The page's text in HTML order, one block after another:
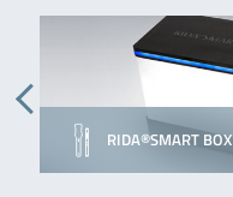
RIDA®SMART BOX